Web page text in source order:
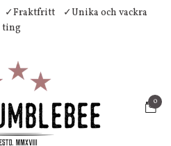
✓Fraktfritt
✓Unika och vackra
ting
0